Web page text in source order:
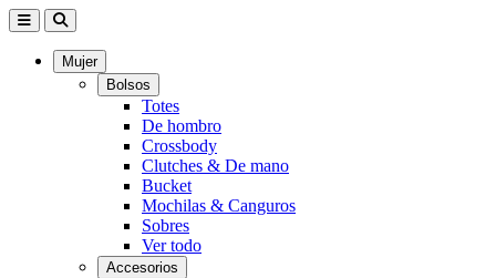
Mujer
Bolsos
Totes
De hombro
Crossbody
Clutches & De mano
Bucket
Mochilas & Canguros
Sobres
Ver todo
Accesorios